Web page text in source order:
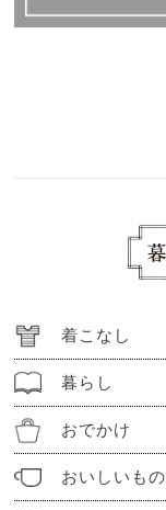
着こなし
暮らし
おでかけ
おいしいもの